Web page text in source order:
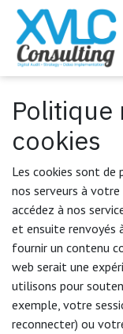
Se rendre au contenu
Politique
cookies
Les cookies sont
nos serveurs à
accédez à nos
et ensuite renvoyés
fournir un contenu
web serait une
utilisons pour
exemple, votre
reconnecter) ou